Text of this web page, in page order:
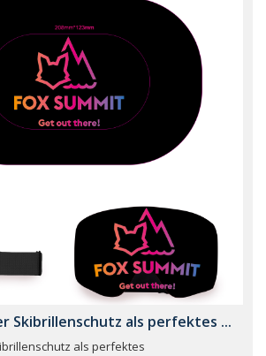
Skibrillenschutz als perfektes ...
als perfektes